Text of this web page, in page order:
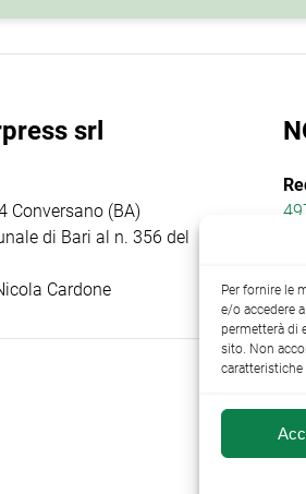
srl
Conversano (BA)
di Bari al n. 356 del
Cardone
Per fornire le
e/o accedere
permetterà di
sito. Non